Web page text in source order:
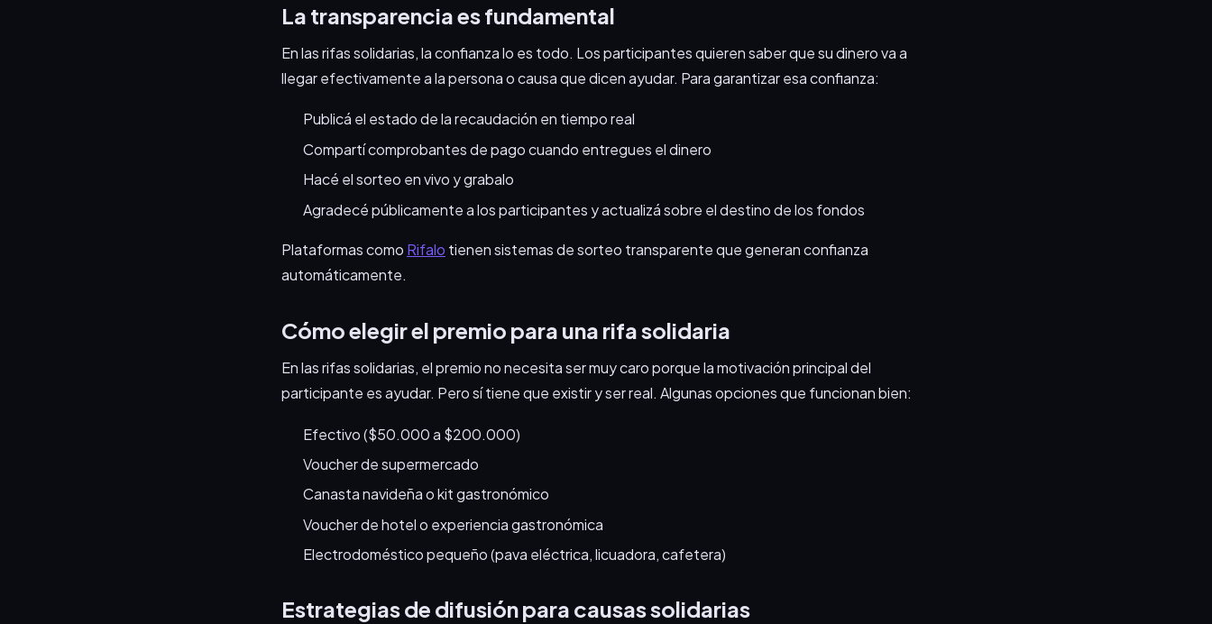
La transparencia es fundamental
En las rifas solidarias, la confianza lo es todo. Los participantes quieren saber que su dinero va a
llegar efectivamente a la persona o causa que dicen ayudar. Para garantizar esa confianza:
Publicá el estado de la recaudación en tiempo real
Compartí comprobantes de pago cuando entregues el dinero
Hacé el sorteo en vivo y grabalo
Agradecé públicamente a los participantes y actualizá sobre el destino de los fondos
Plataformas como Rifalo tienen sistemas de sorteo transparente que generan confianza
automáticamente.
Cómo elegir el premio para una rifa solidaria
En las rifas solidarias, el premio no necesita ser muy caro porque la motivación principal del
participante es ayudar. Pero sí tiene que existir y ser real. Algunas opciones que funcionan bien:
Efectivo ($50.000 a $200.000)
Voucher de supermercado
Canasta navideña o kit gastronómico
Voucher de hotel o experiencia gastronómica
Electrodoméstico pequeño (pava eléctrica, licuadora, cafetera)
Estrategias de difusión para causas solidarias